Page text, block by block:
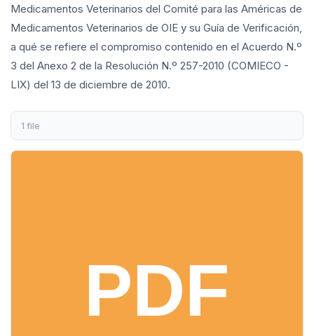
Medicamentos Veterinarios del Comité para las Américas de
Medicamentos Veterinarios de OIE y su Guía de Verificación,
a qué se refiere el compromiso contenido en el Acuerdo N.º
3 del Anexo 2 de la Resolución N.º 257-2010 (COMIECO -
LIX) del 13 de diciembre de 2010.
1 file